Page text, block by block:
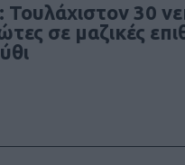
Τουλάχιστον 30
σε μαζικές